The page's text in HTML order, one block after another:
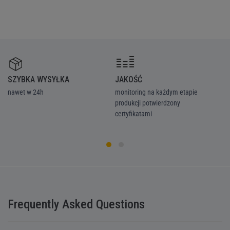
SZYBKA WYSYŁKA
nawet w 24h
JAKOŚĆ
monitoring na każdym etapie
produkcji potwierdzony
certyfikatami
Frequently Asked Questions